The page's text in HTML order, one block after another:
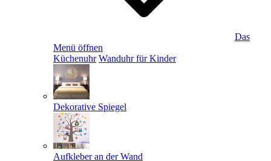
Das
Menü öffnen
Küchenuhr Wanduhr für Kinder
Dekorative Spiegel
Aufkleber an der Wand